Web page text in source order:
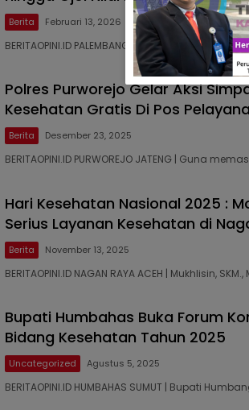
Berita Februari 13, 2026
BERITAOPINI.ID PALEMBANG SUMSEL | Penonaktifan
Polres Purworejo Gelar Aksi
Kesehatan Gratis Di Pos
Berita Desember 23, 2025
BERITAOPINI.ID PURWOREJO JATENG | Guna
Hari Kesehatan Nasional 2025 :
Serius Layanan Kesehatan di
Berita November 13, 2025
BERITAOPINI.ID NAGAN RAYA ACEH | Mukhlisin, SKM.,
Bupati Humbahas Buka Forum
Bidang Kesehatan Tahun 2025
Uncategorized Agustus 5, 2025
BERITAOPINI.ID HUMBAHAS SUMUT | Bupati